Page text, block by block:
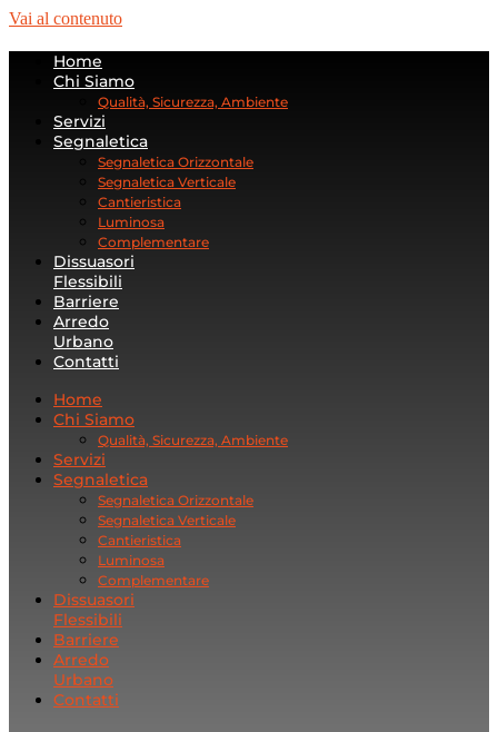
Vai al contenuto
Home
Chi Siamo
Qualità, Sicurezza, Ambiente
Servizi
Segnaletica
Segnaletica Orizzontale
Segnaletica Verticale
Cantieristica
Luminosa
Complementare
Dissuasori
Flessibili
Barriere
Arredo
Urbano
Contatti
Home
Chi Siamo
Qualità, Sicurezza, Ambiente
Servizi
Segnaletica
Segnaletica Orizzontale
Segnaletica Verticale
Cantieristica
Luminosa
Complementare
Dissuasori
Flessibili
Barriere
Arredo
Urbano
Contatti